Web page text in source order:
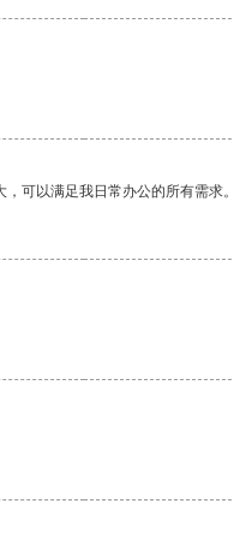
可以满足我日常办公的所有需求